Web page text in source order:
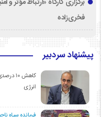
فخری‌زاده
پیشنهاد سردبیر
کاهش
انرژی
فرمانده سپاه